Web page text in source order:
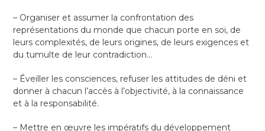
– Organiser et assumer la confrontation des
représentations du monde que chacun porte en soi, de
leurs complexités, de leurs origines, de leurs exigences et
du tumulte de leur contradiction…
– Éveiller les consciences, refuser les attitudes de déni et
donner à chacun l’accès à l’objectivité, à la connaissance
et à la responsabilité.
– Mettre en œuvre les impératifs du développement